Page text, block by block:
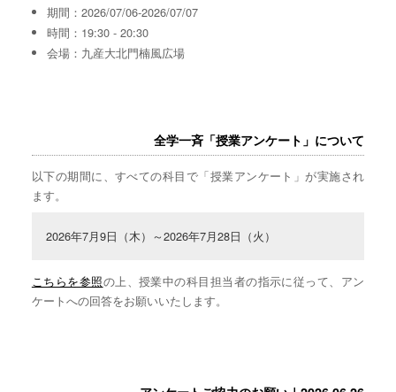
期間：2026/07/06-2026/07/07
時間：19:30 - 20:30
会場：九産大北門楠風広場
全学一斉「授業アンケート」について
以下の期間に、すべての科目で「授業アンケート」が実施され
ます。
2026年7月9日（木）～2026年7月28日（火）
こちらを参照の上、授業中の科目担当者の指示に従って、アン
ケートへの回答をお願いいたします。